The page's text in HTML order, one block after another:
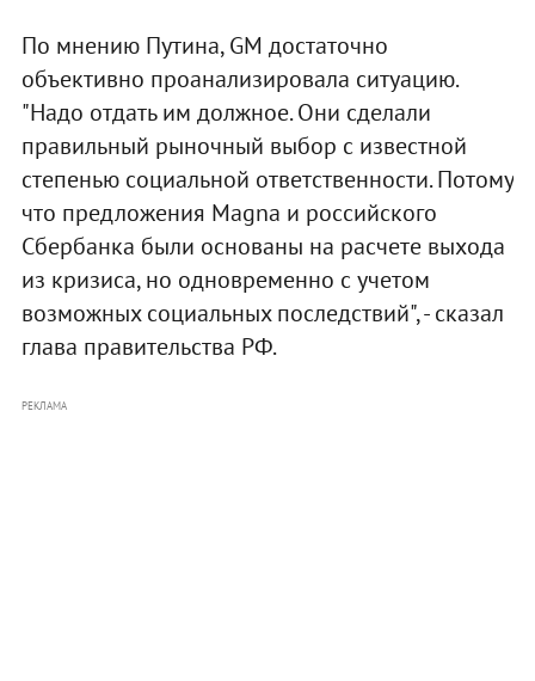
По мнению Путина, GM достаточно
объективно проанализировала ситуацию.
"Надо отдать им должное. Они сделали
правильный рыночный выбор с известной
степенью социальной ответственности. Потому
что предложения Magna и российского
Сбербанка были основаны на расчете выхода
из кризиса, но одновременно с учетом
возможных социальных последствий", - сказал
глава правительства РФ.
РЕКЛАМА